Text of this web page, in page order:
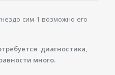
сим 1 возможно его
диагностика,
много.